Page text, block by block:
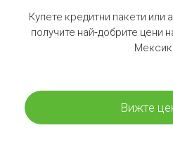
Купете кредитни пакети или
получите най-добрите цени
Вижте